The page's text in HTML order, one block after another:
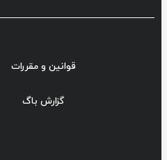
قوانین و مقررات
گزارش باگ